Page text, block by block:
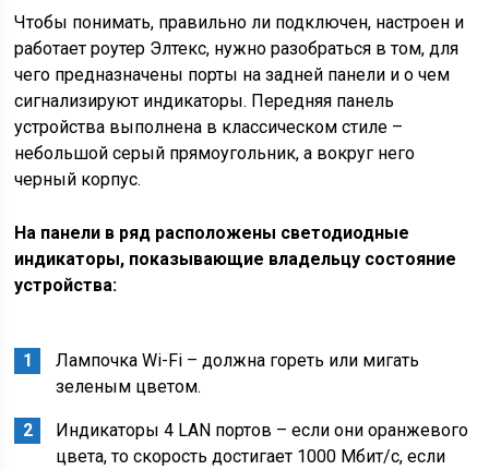
Чтобы понимать, правильно ли подключен, настроен и
работает роутер Элтекс, нужно разобраться в том, для
чего предназначены порты на задней панели и о чем
сигнализируют индикаторы. Передняя панель
устройства выполнена в классическом стиле –
небольшой серый прямоугольник, а вокруг него
черный корпус.
На панели в ряд расположены светодиодные
индикаторы, показывающие владельцу состояние
устройства:
Лампочка Wi-Fi – должна гореть или мигать
зеленым цветом.
Индикаторы 4 LAN портов – если они оранжевого
цвета, то скорость достигает 1000 Мбит/с, если